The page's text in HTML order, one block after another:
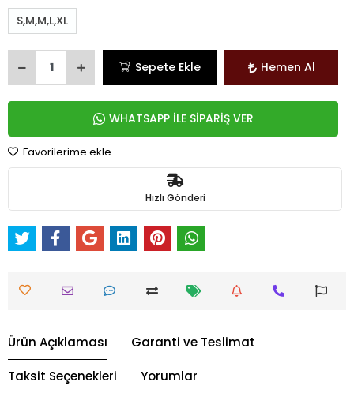
S,M,M,L,XL
Sepete Ekle Hemen Al
WHATSAPP İLE SİPARİŞ VER
Favorilerime ekle
Hızlı Gönderi
Ürün Açıklaması Garanti ve Teslimat
Taksit Seçenekleri Yorumlar